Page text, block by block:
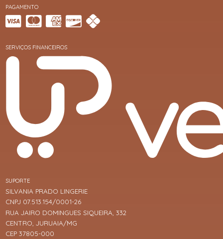
PAGAMENTO
SERVIÇOS FINANCEIROS
SUPORTE
SILVANIA PRADO LINGERIE
CNPJ 07.513.154/0001-26
RUA JAIRO DOMINGUES SIQUEIRA, 332
CENTRO, JURUAIA/MG
CEP 37805-000